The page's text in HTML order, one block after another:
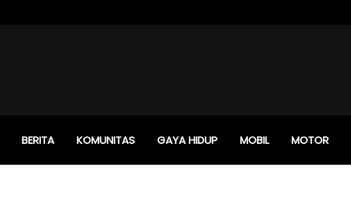
BERITA KOMUNITAS GAYA HIDUP MOBIL MOTOR